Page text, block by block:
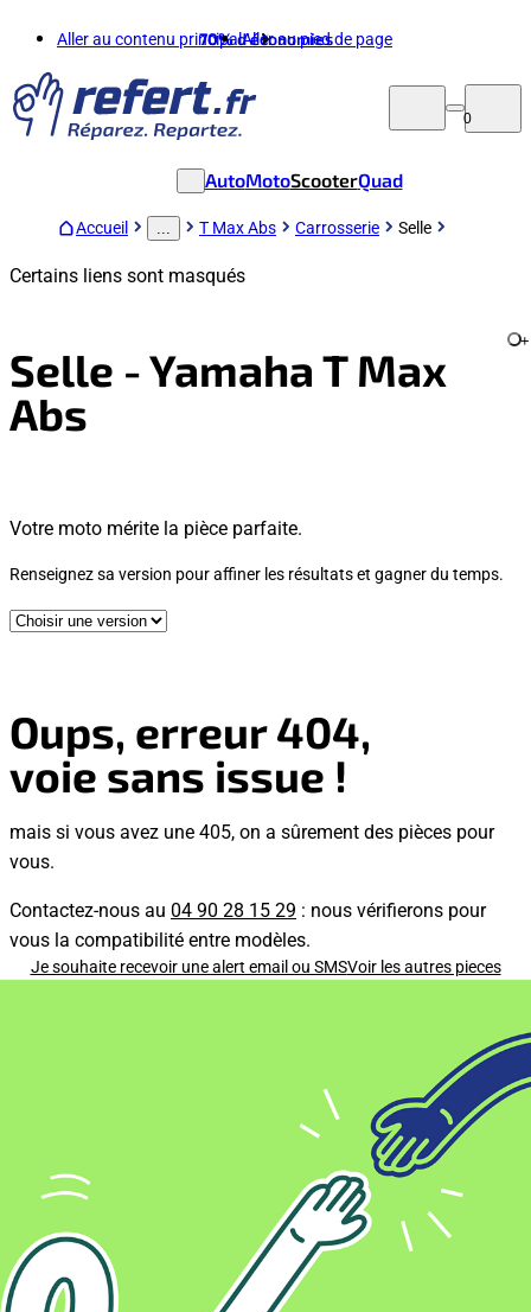
Aller au contenu principalAller au pied de page
70%d'économies
0
AutoMotoScooterQuad
Accueil T Max Abs Carrosserie Selle
Certains liens sont masqués
Selle - Yamaha T Max
Abs
+
Votre moto mérite la pièce parfaite.
Renseignez sa version pour affiner les résultats et gagner du temps.
Oups, erreur 404,
voie sans issue !
mais si vous avez une 405, on a sûrement des pièces pour
vous.
Contactez-nous au 04 90 28 15 29 : nous vérifierons pour
vous la compatibilité entre modèles.
Je souhaite recevoir une alert email ou SMSVoir les autres pieces